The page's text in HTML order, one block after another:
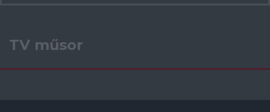
TV műsor